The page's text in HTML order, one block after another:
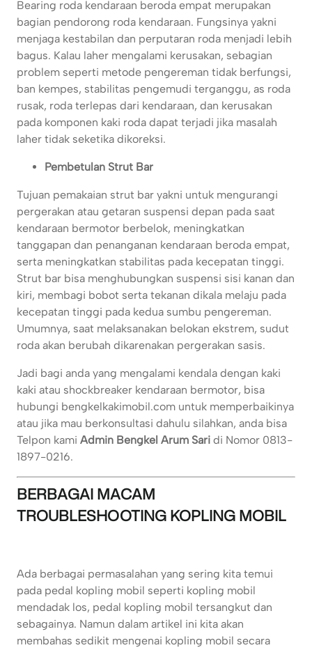
Bearing roda kendaraan beroda empat merupakan
bagian pendorong roda kendaraan. Fungsinya yakni
menjaga kestabilan dan perputaran roda menjadi lebih
bagus. Kalau laher mengalami kerusakan, sebagian
problem seperti metode pengereman tidak berfungsi,
ban kempes, stabilitas pengemudi terganggu, as roda
rusak, roda terlepas dari kendaraan, dan kerusakan
pada komponen kaki roda dapat terjadi jika masalah
laher tidak seketika dikoreksi.
Pembetulan Strut Bar
Tujuan pemakaian strut bar yakni untuk mengurangi
pergerakan atau getaran suspensi depan pada saat
kendaraan bermotor berbelok, meningkatkan
tanggapan dan penanganan kendaraan beroda empat,
serta meningkatkan stabilitas pada kecepatan tinggi.
Strut bar bisa menghubungkan suspensi sisi kanan dan
kiri, membagi bobot serta tekanan dikala melaju pada
kecepatan tinggi pada kedua sumbu pengereman.
Umumnya, saat melaksanakan belokan ekstrem, sudut
roda akan berubah dikarenakan pergerakan sasis.
Jadi bagi anda yang mengalami kendala dengan kaki
kaki atau shockbreaker kendaraan bermotor, bisa
hubungi bengkelkakimobil.com untuk memperbaikinya
atau jika mau berkonsultasi dahulu silahkan, anda bisa
Telpon kami Admin Bengkel Arum Sari di Nomor 0813-
1897-0216.
BERBAGAI MACAM
TROUBLESHOOTING KOPLING MOBIL
Ada berbagai permasalahan yang sering kita temui
pada pedal kopling mobil seperti kopling mobil
mendadak los, pedal kopling mobil tersangkut dan
sebagainya. Namun dalam artikel ini kita akan
membahas sedikit mengenai kopling mobil secara